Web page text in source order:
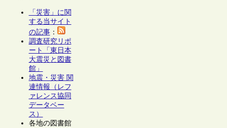
「災害」に関
する当サイト
の記事：
調査研究リポ
ート「東日本
大震災と図書
館」
地震・災害 関
連情報（レフ
ァレンス協同
データベー
ス）
各地の図書館